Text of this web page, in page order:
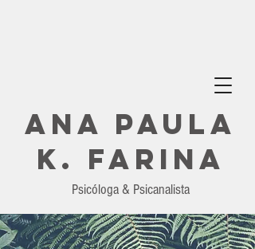
ANA PAULA
K. FARINA
Psicóloga & Psicanalista